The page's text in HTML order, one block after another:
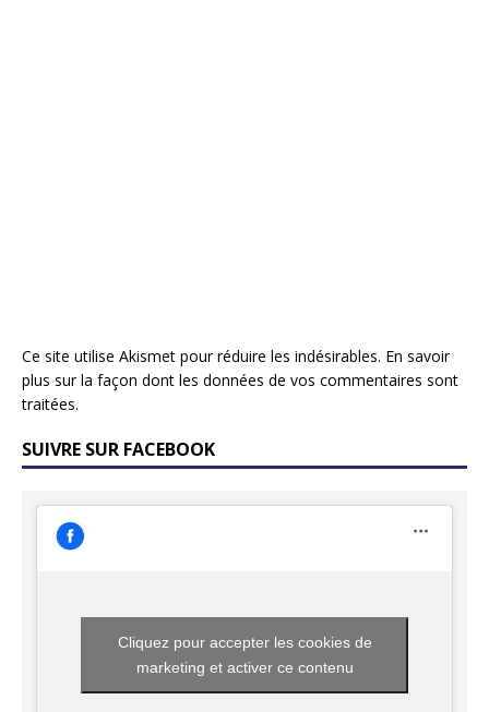
Ce site utilise Akismet pour réduire les indésirables. En savoir
plus sur la façon dont les données de vos commentaires sont
traitées.
SUIVRE SUR FACEBOOK
Cliquez pour accepter les cookies de
marketing et activer ce contenu